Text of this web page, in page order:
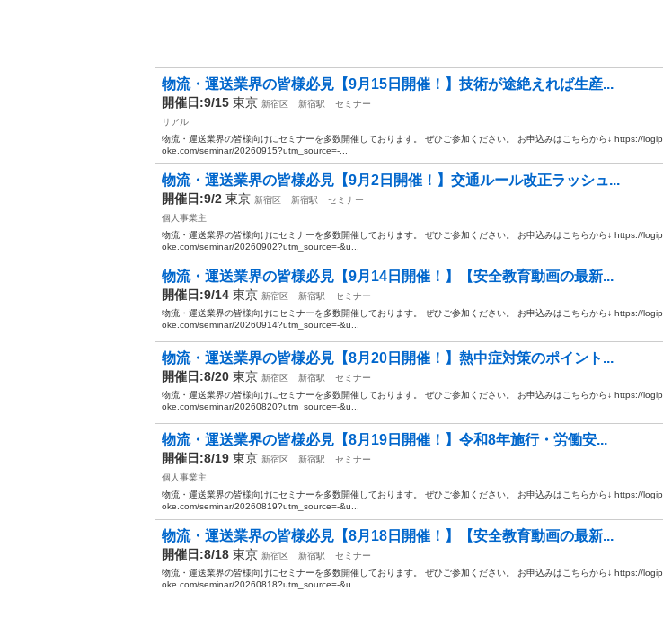
物流・運送業界の皆様必見【9月15日開催！】技術が途絶えれば生産...
開催日:9/15 東京 新宿区 新宿駅
セミナー
リアル
物流・運送業界の皆様向けにセミナーを多数開催しております。 ぜひご参加ください。 お申込みはこちらから↓ https://logip
oke.com/seminar/20260915?utm_source=-...
物流・運送業界の皆様必見【9月2日開催！】交通ルール改正ラッシュ...
開催日:9/2 東京 新宿区 新宿駅
セミナー
個人事業主
物流・運送業界の皆様向けにセミナーを多数開催しております。 ぜひご参加ください。 お申込みはこちらから↓ https://logip
oke.com/seminar/20260902?utm_source=-&u...
物流・運送業界の皆様必見【9月14日開催！】【安全教育動画の最新...
開催日:9/14 東京 新宿区 新宿駅
セミナー
物流・運送業界の皆様向けにセミナーを多数開催しております。 ぜひご参加ください。 お申込みはこちらから↓ https://logip
oke.com/seminar/20260914?utm_source=-&u...
物流・運送業界の皆様必見【8月20日開催！】熱中症対策のポイント...
開催日:8/20 東京 新宿区 新宿駅
セミナー
物流・運送業界の皆様向けにセミナーを多数開催しております。 ぜひご参加ください。 お申込みはこちらから↓ https://logip
oke.com/seminar/20260820?utm_source=-&u...
物流・運送業界の皆様必見【8月19日開催！】令和8年施行・労働安...
開催日:8/19 東京 新宿区 新宿駅
セミナー
個人事業主
物流・運送業界の皆様向けにセミナーを多数開催しております。 ぜひご参加ください。 お申込みはこちらから↓ https://logip
oke.com/seminar/20260819?utm_source=-&u...
物流・運送業界の皆様必見【8月18日開催！】【安全教育動画の最新...
開催日:8/18 東京 新宿区 新宿駅
セミナー
物流・運送業界の皆様向けにセミナーを多数開催しております。 ぜひご参加ください。 お申込みはこちらから↓ https://logip
oke.com/seminar/20260818?utm_source=-&u...